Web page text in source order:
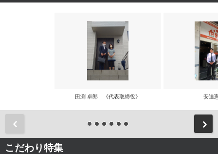
田渕 卓郎 《代表取締役》 安達
こだわり特集